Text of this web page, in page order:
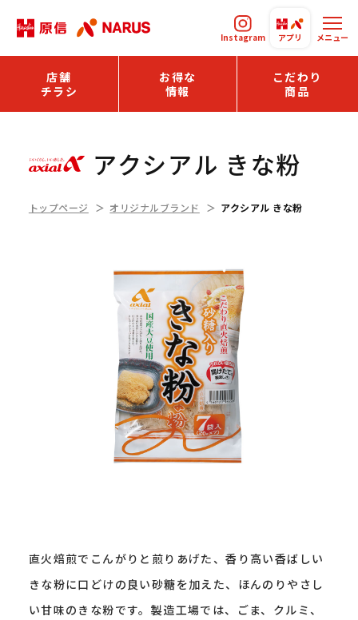
Instagram アプリ メニュー
店舗
チラシ
お得な
情報
こだわり
商品
アクシアル きな粉
トップページ オリジナルブランド アクシアル きな粉
直火焙煎でこんがりと煎りあげた、香り高い香ばしい
きな粉に口どけの良い砂糖を加えた、ほんのりやさし
い甘味のきな粉です。製造工場では、ごま、クルミ、